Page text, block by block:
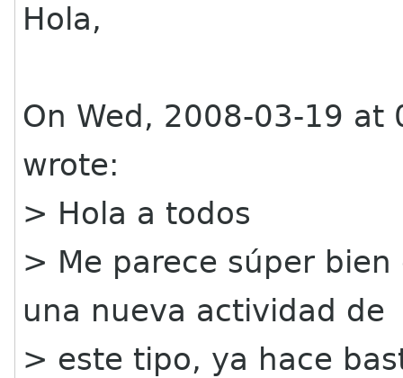
Hola,
On Wed, 2008-03-19 at
wrote:
> Hola a todos
> Me parece súper
una nueva actividad de
> este tipo, ya hace